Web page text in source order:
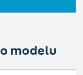
modelu